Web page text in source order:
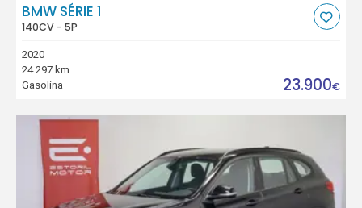
BMW SÉRIE 1
140CV - 5P
2020
24.297 km
Gasolina
23.900€